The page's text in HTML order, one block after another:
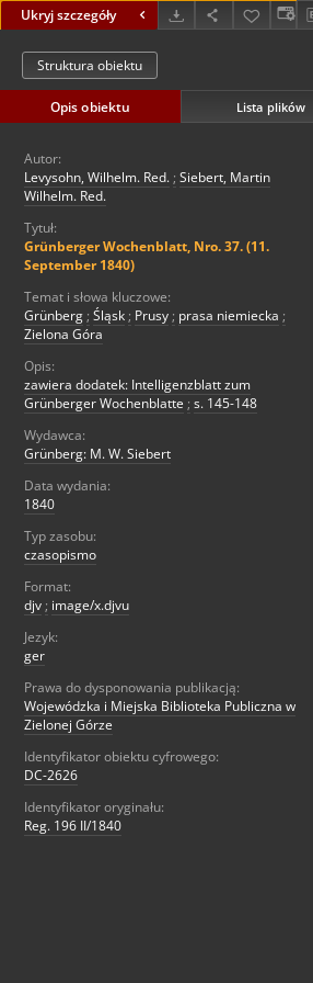
Ukryj szczegóły
Struktura obiektu
Opis obiektu Lista plików
Autor:
Levysohn, Wilhelm. Red. ; Siebert, Martin
Wilhelm. Red.
Tytuł:
Grünberger Wochenblatt, Nro. 37. (11.
September 1840)
Temat i słowa kluczowe:
Grünberg ; Śląsk ; Prusy ; prasa niemiecka ;
Zielona Góra
Opis:
zawiera dodatek: Intelligenzblatt zum
Grünberger Wochenblatte ; s. 145-148
Wydawca:
Grünberg: M. W. Siebert
Data wydania:
1840
Typ zasobu:
czasopismo
Format:
djv ; image/x.djvu
Jezyk:
ger
Prawa do dysponowania publikacją:
Wojewódzka i Miejska Biblioteka Publiczna w
Zielonej Górze
Identyfikator obiektu cyfrowego:
DC-2626
Identyfikator oryginału:
Reg. 196 II/1840